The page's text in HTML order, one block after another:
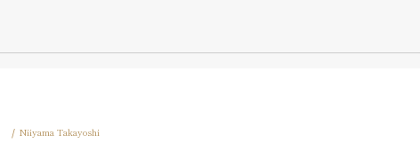
/ Niiyama Takayoshi